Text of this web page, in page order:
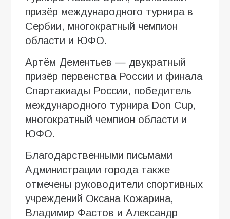
призёр международного турнира в
Сербии, многократный чемпион
области и ЮФО.
Артём Дементьев — двукратный
призёр первенства России и финала
Спартакиады России, победитель
международного турнира Don Cup,
многократный чемпион области и
ЮФО.
Благодарственными письмами
Администрации города также
отмечены руководители спортивных
учреждений Оксана Кожарина,
Владимир Фастов и Александр